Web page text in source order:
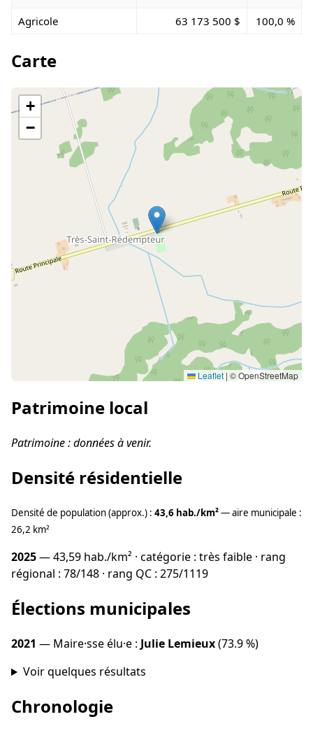
Agricole
63 173 500 $ 100,0 %
Carte
+
−
Leaflet | © OpenStreetMap
Patrimoine local
Patrimoine : données à venir.
Densité résidentielle
Densité de population (approx.) : 43,6 hab./km²— aire municipale :
26,2 km²
2025— 43,59 hab./km² · catégorie : très faible · rang
régional : 78/148 · rang QC : 275/1119
Élections municipales
2021 — Maire·sse élu·e : Julie Lemieux(73.9 %)
Voir quelques résultats
Chronologie